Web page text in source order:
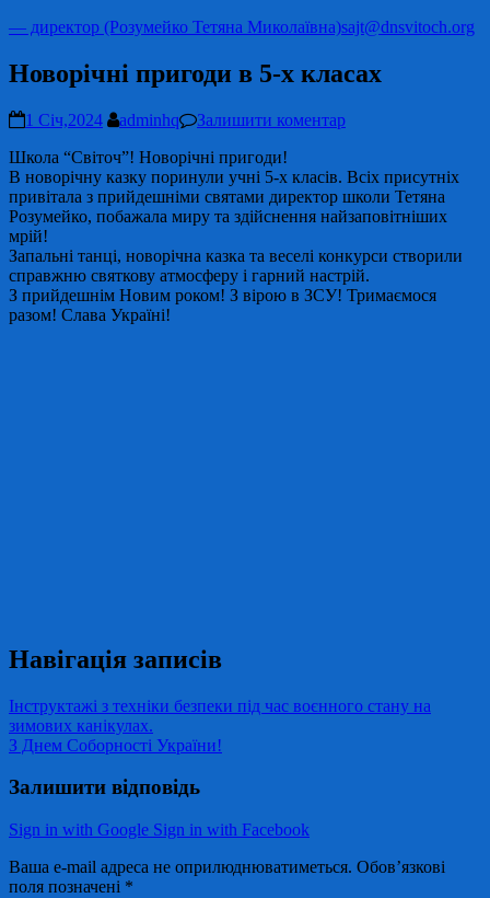
— директор (Розумейко Тетяна Миколаївна)sajt@dnsvitoch.org
Новорічні пригоди в 5-х класах
1 Січ,2024 adminhq
Залишити коментар
Школа “Світоч”! Новорічні пригоди!
В новорічну казку поринули учні 5-х класів. Всіх присутніх
привітала з прийдешніми святами директор школи Тетяна
Розумейко, побажала миру та здійснення найзаповітніших
мрій!
Запальні танці, новорічна казка та веселі конкурси створили
справжню святкову атмосферу і гарний настрій.
З прийдешнім Новим роком! З вірою в ЗСУ! Тримаємося
разом! Слава Україні!
Навігація записів
Інструктажі з техніки безпеки під час воєнного стану на
зимових канікулах.
З Днем Соборності України!
Залишити відповідь
Sign in with Google Sign in with Facebook
Ваша e-mail адреса не оприлюднюватиметься. Обов’язкові
поля позначені *